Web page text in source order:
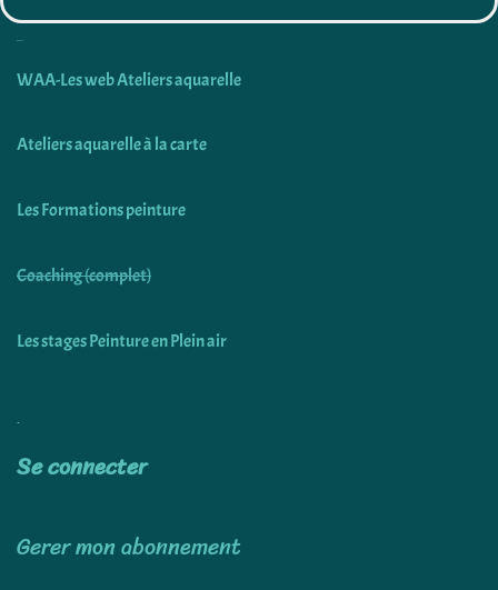
WAA-Les web Ateliers aquarelle
Ateliers aquarelle à la carte
Les Formations peinture
Coaching (complet)
Les stages Peinture en Plein air
Se connecter
Gerer mon abonnement